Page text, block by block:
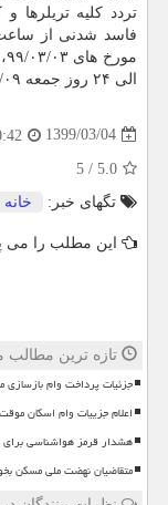
تردد کلیه تریلرها
الی ۲۴ روز جمعه ۹۹/۰۳/۰۹ در محور فوق ممنوع می باشد.
1399/03/04
5.0
/
5
تگهای خبر:
خانه
این مطلب را می
تازه ترین مطالب
جزئیات پرداخت وام
اعلام جزییات وام اسکان
هشدار قرمز هواشناسی برای گرمای ۵۰ درجه بارشهای سیل
متقاضیان نهضت ملی مسکن